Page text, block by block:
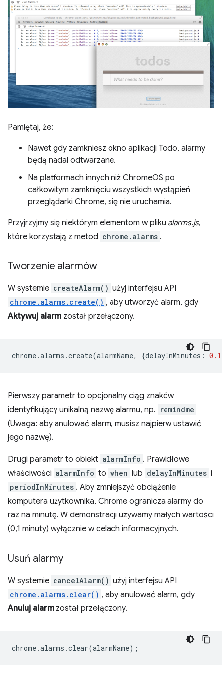
Pamiętaj, że:
Nawet gdy zamkniesz okno aplikacji Todo, alarmy
będą nadal odtwarzane.
Na platformach innych niż ChromeOS po
całkowitym zamknięciu wszystkich wystąpień
przeglądarki Chrome, się nie uruchamia.
Przyjrzyjmy się niektórym elementom w pliku alarms.js,
które korzystają z metod chrome.alarms .
Tworzenie alarmów
W systemie createAlarm() użyj interfejsu API
chrome.alarms.create() , aby utworzyć alarm, gdy
Aktywuj alarm został przełączony.
chrome.alarms .create(alarmName, {delayInMinutes : 0.1
Pierwszy parametr to opcjonalny ciąg znaków
identyfikujący unikalną nazwę alarmu, np. remindme
(Uwaga: aby anulować alarm, musisz najpierw ustawić
jego nazwę).
Drugi parametr to obiekt alarmInfo . Prawidłowe
właściwości alarmInfo to when lub delayInMinutes i
periodInMinutes . Aby zmniejszyć obciążenie
komputera użytkownika, Chrome ogranicza alarmy do
raz na minutę. W demonstracji używamy małych wartości
(0,1 minuty) wyłącznie w celach informacyjnych.
Usuń alarmy
W systemie cancelAlarm() użyj interfejsu API
chrome.alarms.clear() , aby anulować alarm, gdy
Anuluj alarm został przełączony.
chrome.alarms .clear(alarmName);